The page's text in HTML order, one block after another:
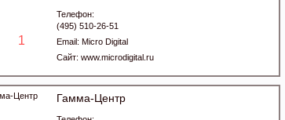
1
Телефон:
(495) 510-26-51
Email: Micro Digital
Сайт: www.microdigital.ru
Гамма-Центр